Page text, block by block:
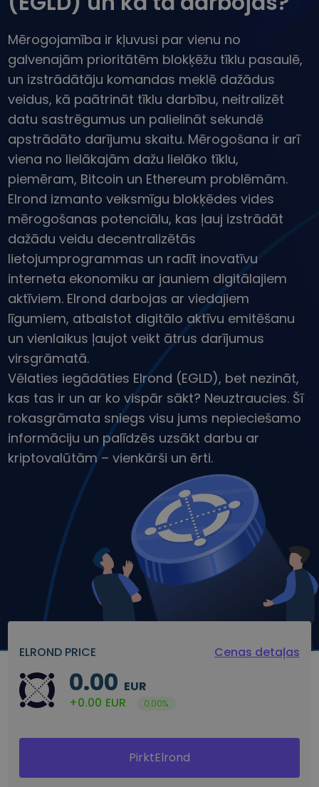
...šodien vērtība būtu
Inteliģentie portfeļi
Kriptomat Maks
Drošs un vienkāršs kriptovalūtu maks
Ieguldījumu palīgs
Atrodi savu kripto stratēģiju
KriptoEarn
Nopelniet atlīdzību par savu kriptovalūtu
Seifs
Uzkrājiet kriptovalūtu nākotnei
Atkārtotie pirkumi
Regulāri plānotie ieguldījumi (DCA)
Brīdinājumi par cenām
Jūsu iecienītāko žetonu cenu atjauninājumi reāllaikā
Atklājiet investīciju iespējas
Portfeļa analīze
Viedas atziņas optimālai veiktspējai
Mērogojamība ir kļuvusi par vienu no
galvenajām prioritātēm blokķēžu tīklu pasaulē,
un izstrādātāju komandas meklē dažādus
veidus, kā paātrināt tīklu darbību, neitralizēt
datu sastrēgumus un palielināt sekundē
apstrādāto darījumu skaitu. Mērogošana ir arī
viena no lielākajām dažu lielāko tīklu,
piemēram, Bitcoin un Ethereum problēmām.
Elrond izmanto veiksmīgu blokķēdes vides
mērogošanas potenciālu, kas ļauj izstrādāt
dažādu veidu decentralizētās
lietojumprogrammas un radīt inovatīvu
interneta ekonomiku ar jauniem digitālajiem
aktīviem. Elrond darbojas ar viedajiem
līgumiem, atbalstot digitālo aktīvu emitēšanu
un vienlaikus ļaujot veikt ātrus darījumus
virsgrāmatā.
Vēlaties iegādāties Elrond (EGLD), bet nezināt,
kas tas ir un ar ko vispār sākt? Neuztraucies. Šī
rokasgrāmata sniegs visu jums nepieciešamo
informāciju un palīdzēs uzsākt darbu ar
kriptovalūtām – vienkārši un ērti.
ELROND PRICE Cenas detaļas
0.00 EUR
+0.00 EUR 0.00%
PirktElrond